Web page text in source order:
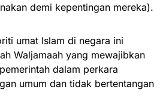
demi kepentingan mereka).
umat Islam di negara ini
Waljamaah yang mewajibkan
dalam perkara
umum dan tidak bertentangan